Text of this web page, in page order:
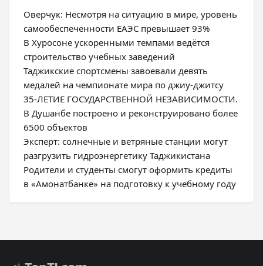
Оверчук: Несмотря на ситуацию в мире, уровень
самообеспеченности ЕАЭС превышает 93%
В Хуросоне ускоренными темпами ведётся
строительство учебных заведений
Таджикские спортсмены завоевали девять
медалей на чемпионате мира по джиу-джитсу
35-ЛЕТИЕ ГОСУДАРСТВЕННОЙ НЕЗАВИСИМОСТИ.
В Душанбе построено и реконструировано более
6500 объектов
Эксперт: солнечные и ветряные станции могут
разгрузить гидроэнергетику Таджикистана
Родители и студенты смогут оформить кредиты
в «Амонатбанке» на подготовку к учебному году